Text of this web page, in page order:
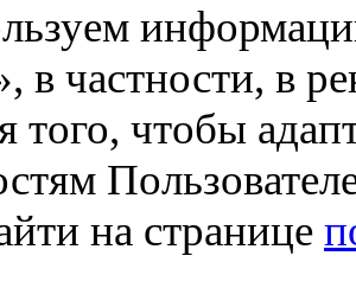
в частности, в
того, чтобы
на странице